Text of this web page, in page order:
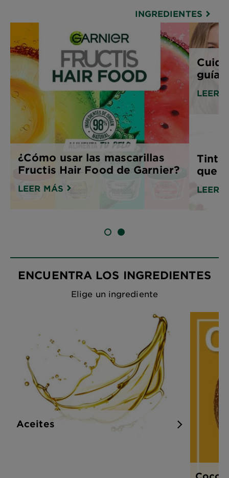
INGREDIENTES
¿Cómo usar las mascarillas
Fructis Hair Food de Garnier?
LEER MÁS
guía
LEER
que
LEER
SLIDE 1SLIDE 2
ENCUENTRA LOS INGREDIENTES
Elige un ingrediente
Aceites